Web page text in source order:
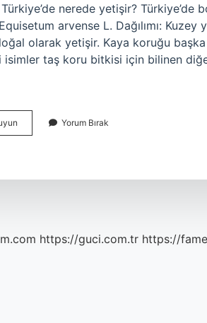
nerede yetişir?
arvense L. Dağılımı:
olarak yetişir. Kaya koruğu başka
taş koru bitkisi için bilinen
Kuyruğu
Yorum Bırak
https://guci.com.tr https://